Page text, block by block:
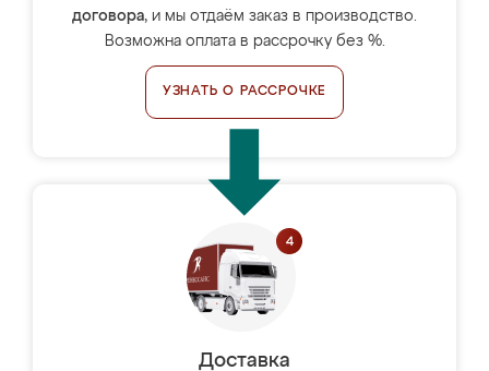
договора, и мы отдаём заказ в производство.
Возможна оплата в рассрочку без %.
УЗНАТЬ О РАССРОЧКЕ
Доставка